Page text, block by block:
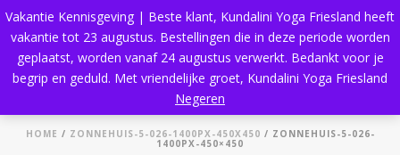
zonnehuis-5-026-1400px-450×450
HOME / ZONNEHUIS-5-026-1400PX-450X450 / ZONNEHUIS-5-026-
1400PX-450×450
Vakantie Kennisgeving | Beste klant, Kundalini Yoga Friesland heeft
vakantie tot 23 augustus. Bestellingen die in deze periode worden
geplaatst, worden vanaf 24 augustus verwerkt. Bedankt voor je
begrip en geduld. Met vriendelijke groet, Kundalini Yoga Friesland
Negeren